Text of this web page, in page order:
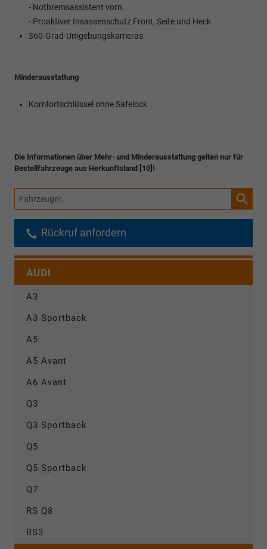
- Notbremsassistent vorn
- Proaktiver Insassenschutz Front, Seite und Heck
360-Grad-Umgebungskameras
Minderausstattung
Komfortschlüssel ohne Safelock
Die Informationen über Mehr- und Minderausstattung gelten nur für
Bestellfahrzeuge aus Herkunftsland [10]!
Fahrzeugnr.
Rückruf anfordern
AUDI
A3
A3 Sportback
A5
A5 Avant
A6 Avant
Q3
Q3 Sportback
Q5
Q5 Sportback
Q7
RS Q8
RS3